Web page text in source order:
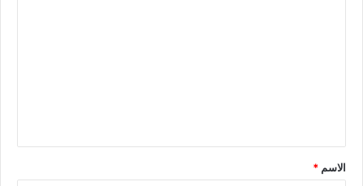
الاسم *